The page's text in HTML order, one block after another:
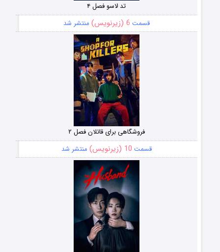
تد لاسو فصل ۴
قسمت 6 (زیرنویس) منتشر شد
فروشگاهی برای قاتلان فصل ۲
قسمت 10 (زیرنویس) منتشر شد